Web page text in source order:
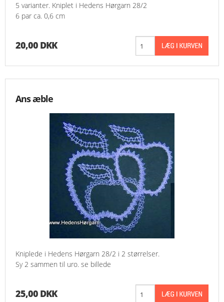
5 varianter. Kniplet i Hedens Hørgarn 28/2
6 par ca. 0,6 cm
20,00 DKK
Ans æble
Kniplede i Hedens Hørgarn 28/2 i 2 størrelser.
Sy 2 sammen til uro. se billede
25,00 DKK